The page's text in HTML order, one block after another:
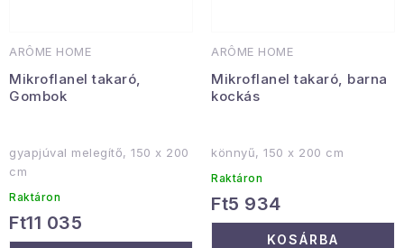
ARÔME HOME
Mikroflanel takaró,
Gombok
gyapjúval melegítő, 150 x 200
cm
Raktáron
Ft11 035
ARÔME HOME
Mikroflanel takaró, barna
kockás
könnyű, 150 x 200 cm
Raktáron
Ft5 934
KOSÁRBA